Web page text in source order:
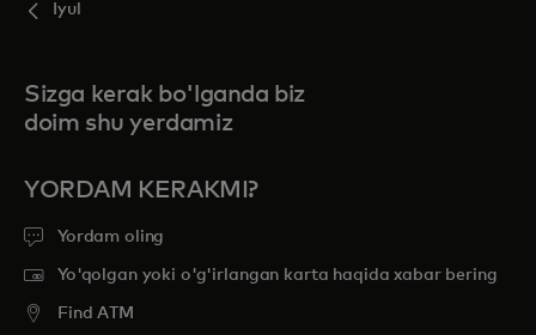
Iyul
Sizga kerak bo'lganda biz
doim shu yerdamiz
YORDAM KERAKMI?
Yordam oling
Yo'qolgan yoki o'g'irlangan karta haqida xabar bering
Find ATM